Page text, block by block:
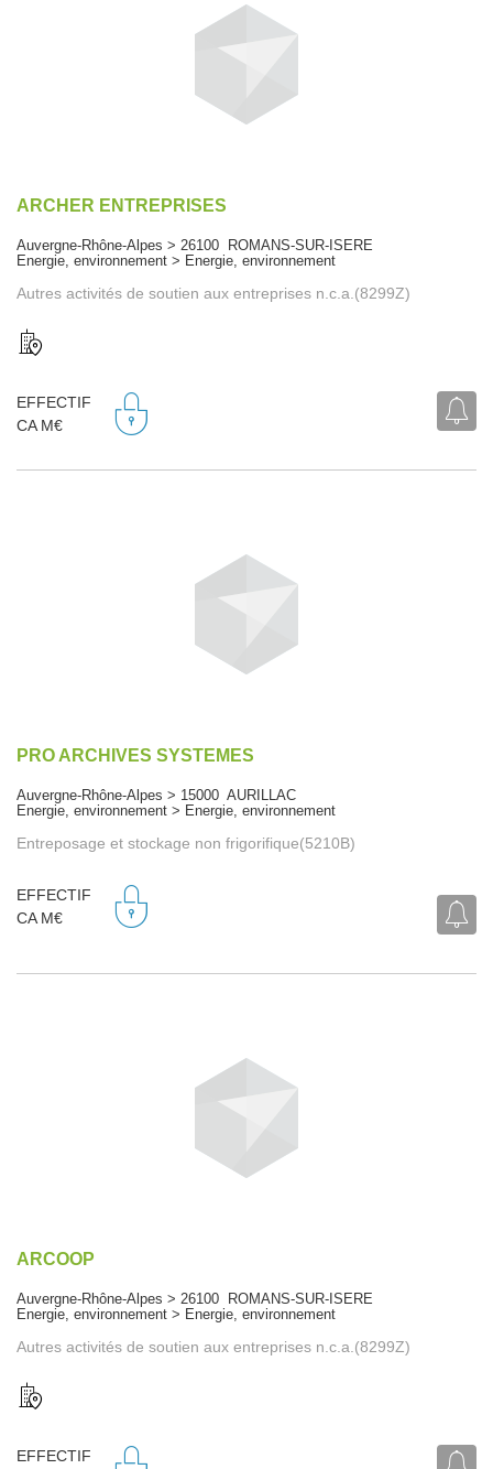
ARCHER ENTREPRISES
Auvergne-Rhône-Alpes > 26100 ROMANS-SUR-ISERE
Energie, environnement > Energie, environnement
Autres activités de soutien aux entreprises n.c.a.(8299Z)
EFFECTIF
CA M€
PRO ARCHIVES SYSTEMES
Auvergne-Rhône-Alpes > 15000 AURILLAC
Energie, environnement > Energie, environnement
Entreposage et stockage non frigorifique(5210B)
EFFECTIF
CA M€
ARCOOP
Auvergne-Rhône-Alpes > 26100 ROMANS-SUR-ISERE
Energie, environnement > Energie, environnement
Autres activités de soutien aux entreprises n.c.a.(8299Z)
EFFECTIF